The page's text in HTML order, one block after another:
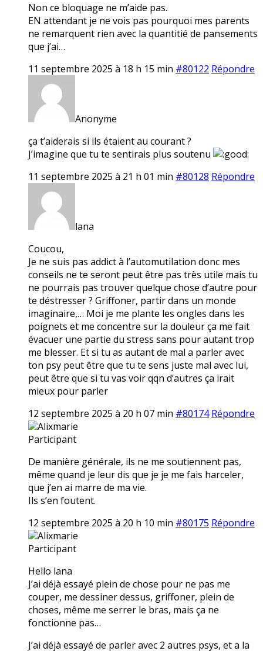
Non ce bloquage ne m’aide pas.
EN attendant je ne vois pas pourquoi mes parents
ne remarquent rien avec la quantitié de pansements
que j’ai…
11 septembre 2025 à 18 h 15 min #80122 Répondre
Anonyme
ça t’aiderais si ils étaient au courant ?
J’imagine que tu te sentirais plus soutenu
11 septembre 2025 à 21 h 01 min #80128 Répondre
lana
Coucou,
Je ne suis pas addict à l’automutilation donc mes
conseils ne te seront peut être pas très utile mais tu
ne pourrais pas trouver quelque chose d’autre pour
te déstresser ? Griffoner, partir dans un monde
imaginaire,… Moi je me plante les ongles dans les
poignets et me concentre sur la douleur ça me fait
évacuer une partie du stress sans pour autant trop
me blesser. Et si tu as autant de mal a parler avec
ton psy peut être que tu te sens juste mal avec lui,
peut être que si tu vas voir qqn d’autres ça irait
mieux pour parler
12 septembre 2025 à 20 h 07 min #80174 Répondre
Alixmarie
Participant
De manière générale, ils ne me soutiennent pas,
même quand je leur dis que je je me fais harceler,
que j’en ai marre de ma vie.
Ils s’en foutent.
12 septembre 2025 à 20 h 10 min #80175 Répondre
Alixmarie
Participant
Hello lana
J’ai déjà essayé plein de chose pour ne pas me
couper, me dessiner dessus, griffoner, plein de
choses, même me serrer le bras, mais ça ne
fonctionne pas…
J’ai déjà essayé de parler avec 2 autres psys, et a la